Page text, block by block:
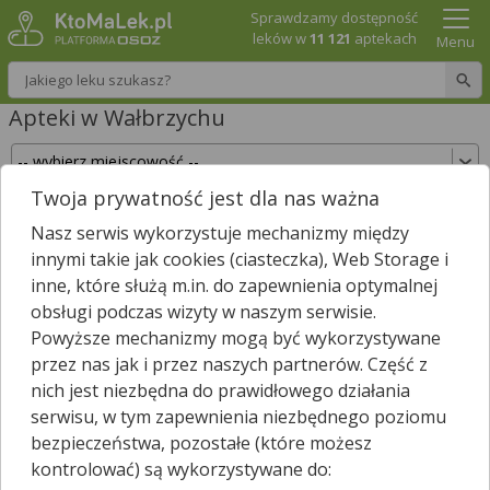
Wpisz nazwę leku
Sprawdzamy dostępność
leków w11 121 aptekach Menu
Apteki w Wałbrzychu
Sprawdź, które apteki w Wałbrzychu posiadają
Twój lek i zarezerwuj go już teraz!
Wpisz nazwę leku
W Wałbrzychu jest 45aptek.
apteki zgłosiły nam, że są właśnie
otwarte.*
Wybierz typ aptek
Twoja prywatność jest dla nas ważna
Nasz serwis wykorzystuje mechanizmy między
innymi takie jak cookies (ciasteczka), Web Storage i
inne, które służą m.in. do zapewnienia optymalnej
obsługi podczas wizyty w naszym serwisie.
Powyższe mechanizmy mogą być wykorzystywane
przez nas jak i przez naszych partnerów. Część z
nich jest niezbędna do prawidłowego działania
serwisu, w tym zapewnienia niezbędnego poziomu
bezpieczeństwa, pozostałe (które możesz
kontrolować) są wykorzystywane do: